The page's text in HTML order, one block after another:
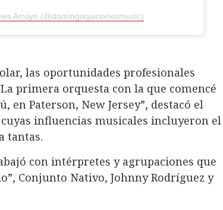
Arroyo (@domingoquinonesmusic)
las oportunidades profesionales
primera orquesta con la que comencé
en Paterson, New Jersey”, destacó el
influencias musicales incluyeron el
tantas.
con intérpretes y agrupaciones que
Conjunto Nativo, Johnny Rodríguez y